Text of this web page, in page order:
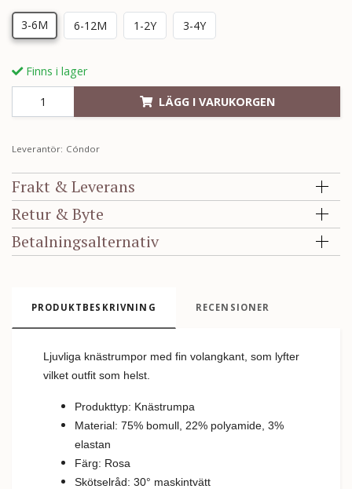
3-6M 6-12M 1-2Y 3-4Y
Finns i lager
LÄGG I VARUKORGEN
Leverantör: Cóndor
Frakt & Leverans
Retur & Byte
Betalningsalternativ
PRODUKTBESKRIVNING RECENSIONER
Ljuvliga knästrumpor med fin volangkant, som lyfter
vilket outfit som helst.
Produkttyp: Knästrumpa
Material: 75% bomull, 22% polyamide, 3%
elastan
Färg: Rosa
Skötselråd: 30° maskintvätt